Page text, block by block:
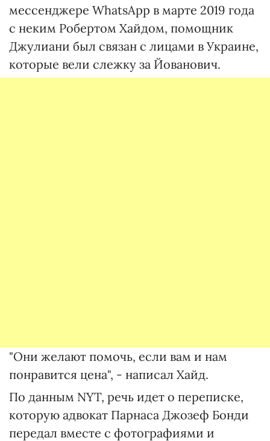
мессенджере WhatsApp в марте 2019 года
с неким Робертом Хайдом, помощник
Джулиани был связан с лицами в Украине,
которые вели слежку за Йованович.
"Они желают помочь, если вам и нам
понравится цена", - написал Хайд.
По данным NYT, речь идет о переписке,
которую адвокат Парнаса Джозеф Бонди
передал вместе с фотографиями и